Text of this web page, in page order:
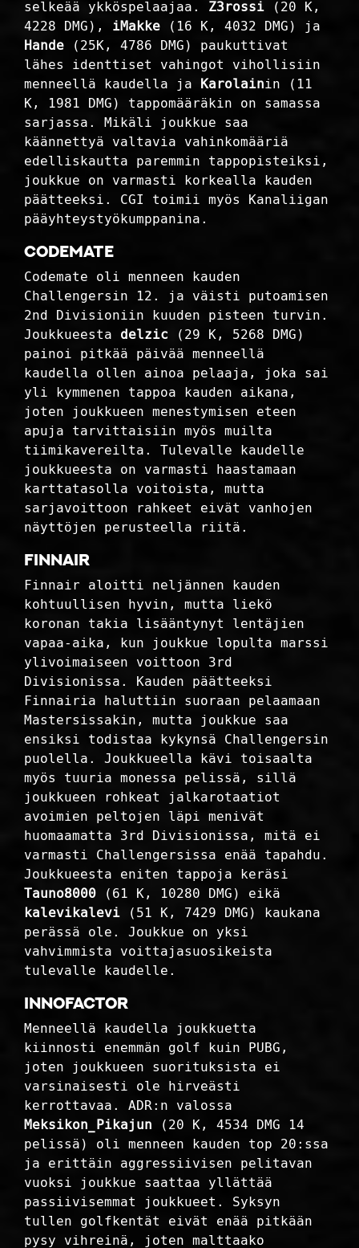
selkeää ykköspelaajaa. Z3rossi (20 K,
4228 DMG), iMakke (16 K, 4032 DMG) ja
Hande (25K, 4786 DMG) paukuttivat
lähes identtiset vahingot vihollisiin
menneellä kaudella ja Karolainin (11
K, 1981 DMG) tappomääräkin on samassa
sarjassa. Mikäli joukkue saa
käännettyä valtavia vahinkomääriä
edelliskautta paremmin tappopisteiksi,
joukkue on varmasti korkealla kauden
päätteeksi. CGI toimii myös Kanaliigan
pääyhteystyökumppanina.
Codemate
Codemate oli menneen kauden
Challengersin 12. ja väisti putoamisen
2nd Divisioniin kuuden pisteen turvin.
Joukkueesta delzic (29 K, 5268 DMG)
painoi pitkää päivää menneellä
kaudella ollen ainoa pelaaja, joka sai
yli kymmenen tappoa kauden aikana,
joten joukkueen menestymisen eteen
apuja tarvittaisiin myös muilta
tiimikavereilta. Tulevalle kaudelle
joukkueesta on varmasti haastamaan
karttatasolla voitoista, mutta
sarjavoittoon rahkeet eivät vanhojen
näyttöjen perusteella riitä.
Finnair
Finnair aloitti neljännen kauden
kohtuullisen hyvin, mutta liekö
koronan takia lisääntynyt lentäjien
vapaa-aika, kun joukkue lopulta marssi
ylivoimaiseen voittoon 3rd
Divisionissa. Kauden päätteeksi
Finnairia haluttiin suoraan pelaamaan
Mastersissakin, mutta joukkue saa
ensiksi todistaa kykynsä Challengersin
puolella. Joukkueella kävi toisaalta
myös tuuria monessa pelissä, sillä
joukkueen rohkeat jalkarotaatiot
avoimien peltojen läpi menivät
huomaamatta 3rd Divisionissa, mitä ei
varmasti Challengersissa enää tapahdu.
Joukkueesta eniten tappoja keräsi
Tauno8000 (61 K, 10280 DMG) eikä
kalevikalevi (51 K, 7429 DMG) kaukana
perässä ole. Joukkue on yksi
vahvimmista voittajasuosikeista
tulevalle kaudelle.
Innofactor
Menneellä kaudella joukkuetta
kiinnosti enemmän golf kuin PUBG,
joten joukkueen suorituksista ei
varsinaisesti ole hirveästi
kerrottavaa. ADR:n valossa
Meksikon_Pikajun (20 K, 4534 DMG 14
pelissä) oli menneen kauden top 20:ssa
ja erittäin aggressiivisen pelitavan
vuoksi joukkue saattaa yllättää
passiivisemmat joukkueet. Syksyn
tullen golfkentät eivät enää pitkään
pysy vihreinä, joten malttaako